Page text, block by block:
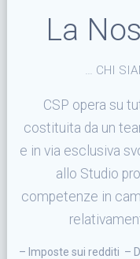
La
… CHI
CSP opera su
costituita da un
e in via esclusiva
allo Studio
competenze in
– Imposte sui redditi –